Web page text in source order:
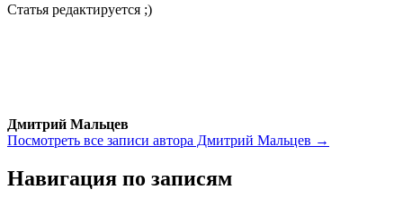
Статья редактируется ;)
Дмитрий Мальцев
Посмотреть все записи автора Дмитрий Мальцев →
Навигация по записям